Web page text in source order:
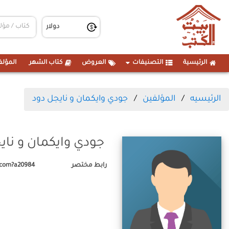
الرئيسية التصنيفات العروض كتاب الشهر
الرئيسيه المؤلفين جودي وايكمان و نايجل دود
جودي وايكمان و
رابط مختصر